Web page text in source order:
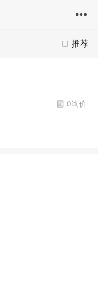
推荐
0询价